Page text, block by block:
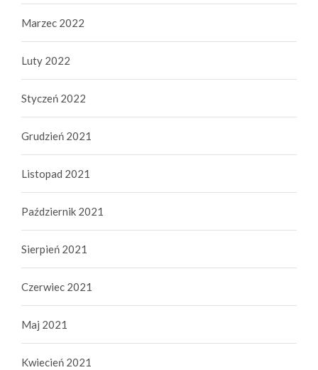
Marzec 2022
Luty 2022
Styczeń 2022
Grudzień 2021
Listopad 2021
Październik 2021
Sierpień 2021
Czerwiec 2021
Maj 2021
Kwiecień 2021